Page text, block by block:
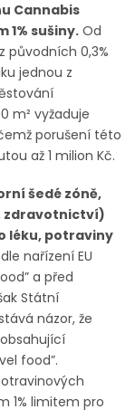
Cannabis
1% sušiny. Od
původních 0,3%
jednou z
m² vyžaduje
porušení této
až 1 milion Kč.
šedé zóně,
zdravotnictví)
léku, potraviny
nařízení EU
a před
Státní
názor, že
food”.
1% limitem pro